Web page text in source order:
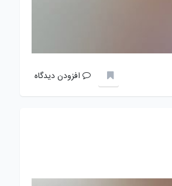
افزودن دیدگاه